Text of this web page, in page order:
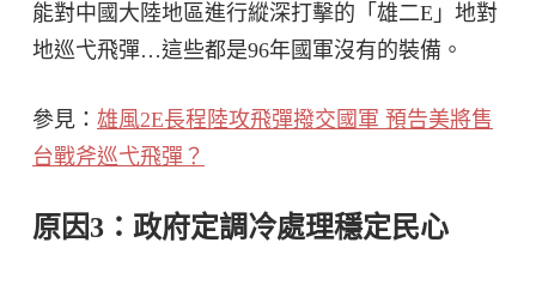
能對中國大陸地區進行縱深打擊的「雄二E」地對
地巡弋飛彈…這些都是96年國軍沒有的裝備。
參見： 雄風2E長程陸攻飛彈撥交國軍 預告美將售
台戰斧巡弋飛彈？
原因3：政府定調冷處理穩定民心